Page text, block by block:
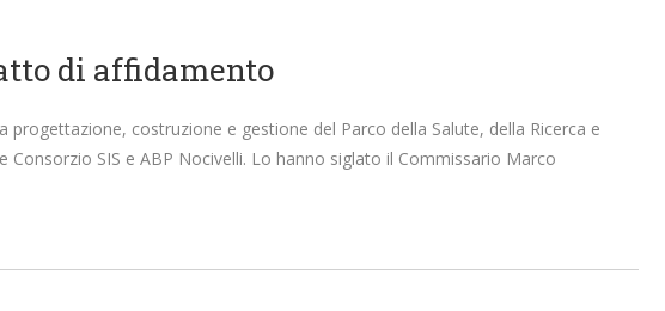
di affidamento
costruzione e gestione del Parco della Salute, della Ricerca e
SIS e ABP Nocivelli. Lo hanno siglato il Commissario Marco